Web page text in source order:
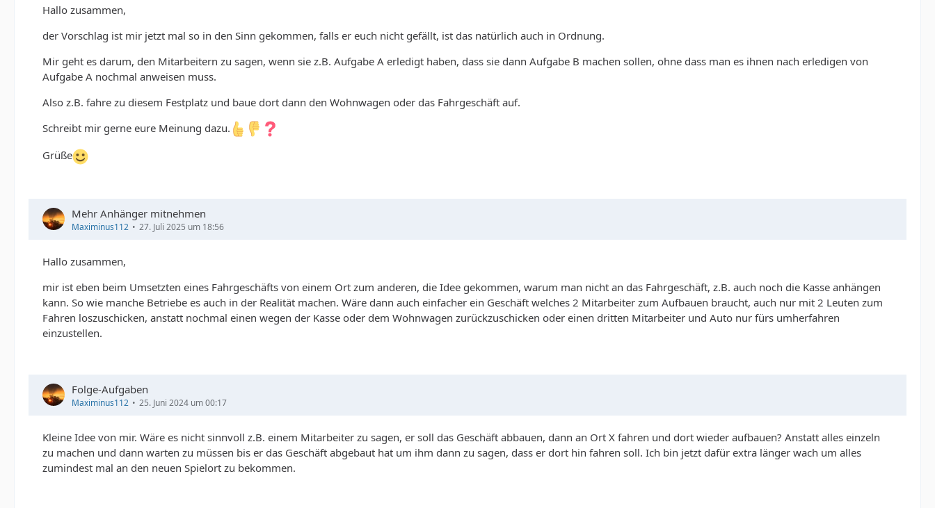
Hallo zusammen,
der Vorschlag ist mir jetzt mal so in den Sinn gekommen, falls er euch nicht gefällt, ist das natürlich auch in Ordnung.
Mir geht es darum, den Mitarbeitern zu sagen, wenn sie z.B. Aufgabe A erledigt haben, dass sie dann Aufgabe B machen sollen, ohne dass man es ihnen nach erledigen von
Aufgabe A nochmal anweisen muss.
Also z.B. fahre zu diesem Festplatz und baue dort dann den Wohnwagen oder das Fahrgeschäft auf.
Schreibt mir gerne eure Meinung dazu.
Grüße
Mehr Anhänger mitnehmen
Maximinus112 27. Juli 2025 um 18:56
Hallo zusammen,
mir ist eben beim Umsetzten eines Fahrgeschäfts von einem Ort zum anderen, die Idee gekommen, warum man nicht an das Fahrgeschäft, z.B. auch noch die Kasse anhängen
kann. So wie manche Betriebe es auch in der Realität machen. Wäre dann auch einfacher ein Geschäft welches 2 Mitarbeiter zum Aufbauen braucht, auch nur mit 2 Leuten zum
Fahren loszuschicken, anstatt nochmal einen wegen der Kasse oder dem Wohnwagen zurückzuschicken oder einen dritten Mitarbeiter und Auto nur fürs umherfahren
einzustellen.
Folge-Aufgaben
Maximinus112 25. Juni 2024 um 00:17
Kleine Idee von mir. Wäre es nicht sinnvoll z.B. einem Mitarbeiter zu sagen, er soll das Geschäft abbauen, dann an Ort X fahren und dort wieder aufbauen? Anstatt alles einzeln
zu machen und dann warten zu müssen bis er das Geschäft abgebaut hat um ihm dann zu sagen, dass er dort hin fahren soll. Ich bin jetzt dafür extra länger wach um alles
zumindest mal an den neuen Spielort zu bekommen.